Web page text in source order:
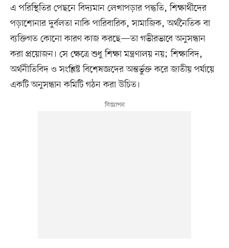
এ পরিস্থিতির পেছনে বিদ্যমান লেখাপড়ার পদ্ধতি, শিক্ষার্থীদের
পড়াশোনার দুর্বলতা নাকি পারিবারিক, সামাজিক, অর্থনৈতিক বা
ব্যক্তিগত কোনো কারণ কাজ করছে—তা গভীরভাবে অনুসন্ধান
করা প্রয়োজন। সে ক্ষেত্রে শুধু শিক্ষা মন্ত্রণালয় নয়; শিক্ষাবিদ,
অর্থনীতিবিদ ও সংশ্লিষ্ট বিশেষজ্ঞদের অন্তর্ভুক্ত করে জাতীয় পর্যায়ে
একটি অনুসন্ধান কমিটি গঠন করা উচিত।